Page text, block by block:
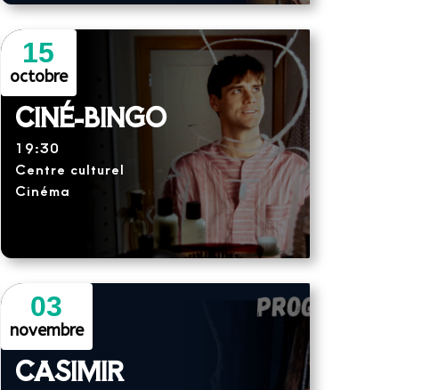
15
octobre
CINÉ-BINGO
19:30
Centre culturel
Cinéma
03
novembre
CASIMIR